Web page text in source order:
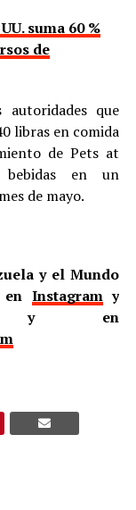
suma 60 %
de
que
libras en comida
de Pets at
en un
de mayo.
y el Mundo
en Instagramy
en